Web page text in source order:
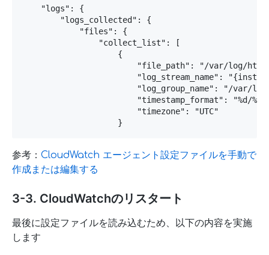
    "logs": {
        "logs_collected": {
            "files": {
                "collect_list": [
                    {
"file_path": "/var/log/
"log_stream_name":
"log_group_name": "/var/
"timestamp_format": "%d/
                        "timezone": "UTC"
参考： CloudWatch エージェント設定ファイルを手動で
作成または編集する
3-3. CloudWatchのリスタート
最後に設定ファイルを読み込むため、以下の内容を実施
します